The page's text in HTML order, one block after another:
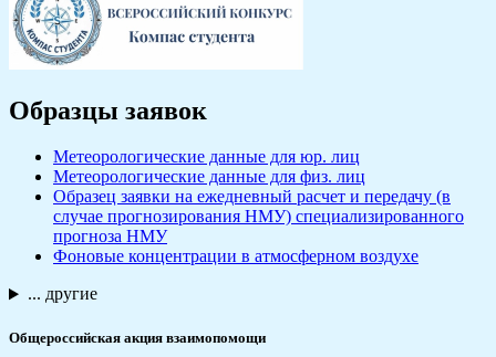
Образцы заявок
Метеорологические данные для юр. лиц
Метеорологические данные для физ. лиц
Образец заявки на ежедневный расчет и передачу (в
случае прогнозирования НМУ) специализированного
прогноза НМУ
Фоновые концентрации в атмосферном воздухе
... другие
Общероссийская акция взаимопомощи